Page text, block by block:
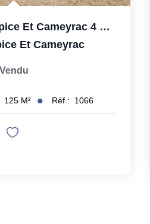
Maison Saint Sulpice Et Cameyrac 4 Pièces
Et Cameyrac
Vendu
125 M² Réf : 1066